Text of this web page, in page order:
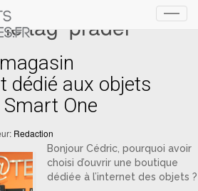
tag ‘pradel’
dédié aux objets
One
Redaction
Bonjour Cédric, pourquoi avoir
choisi d’ouvrir une boutique
dédiée à l’internet des objets ?